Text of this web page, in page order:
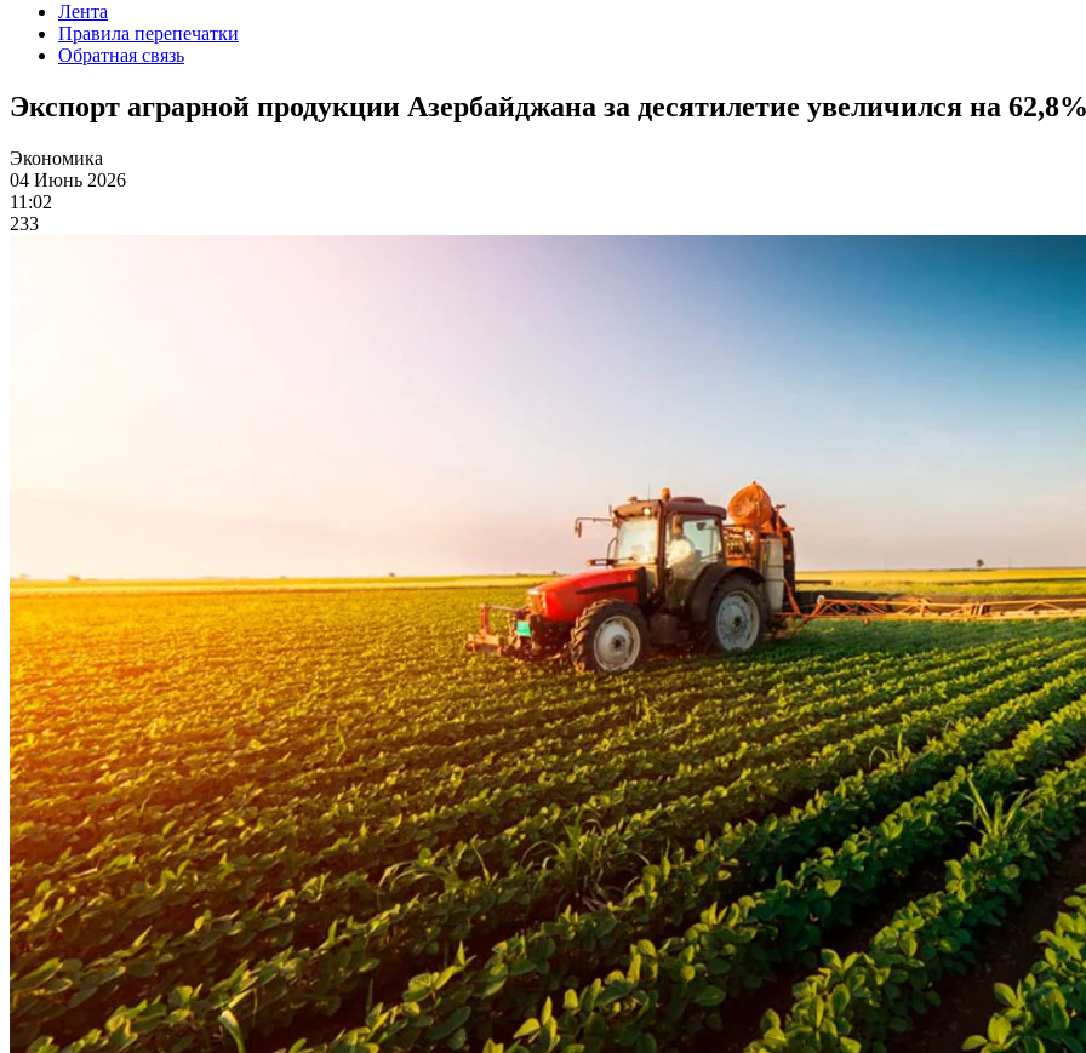
Лента
Правила перепечатки
Обратная связь
Экспорт аграрной продукции Азербайджана за десятилетие увеличился на
Экономика
04 Июнь 2026
11:02
233